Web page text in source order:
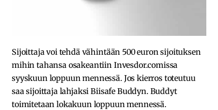
Sijoittaja voi tehdä vähintään 500 euron sijoituksen
mihin tahansa osakeantiin Invesdor.comissa
syyskuun loppuun mennessä. Jos kierros toteutuu
saa sijoittaja lahjaksi Biisafe Buddyn. Buddyt
toimitetaan lokakuun loppuun mennessä.